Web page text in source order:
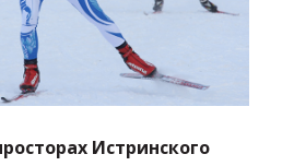
Истринского